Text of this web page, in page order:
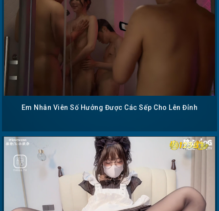
Em Nhân Viên Số Hưởng Được Các Sếp Cho Lên Đỉnh